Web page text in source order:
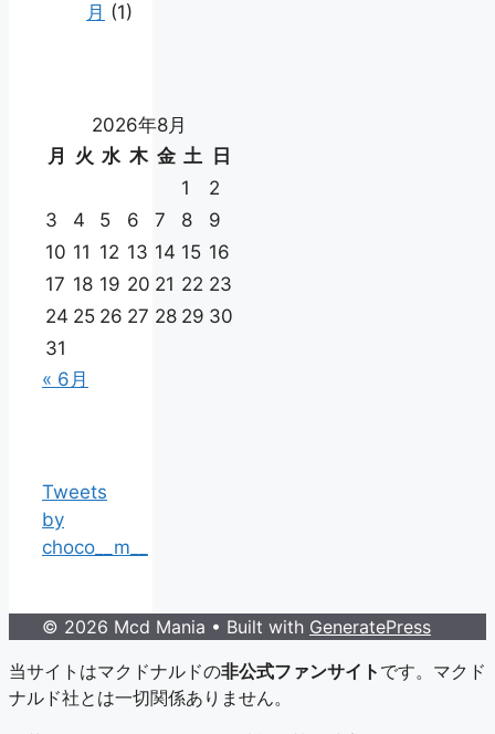
月 (1)
2026年8月
月
火 水 木 金 土
日
1
2
3
4 5 6 7 8
9
10 11 12 13 14 15 16
17 18 19 20 21 22 23
24 25 26 27 28 29 30
31
« 6月
Tweets
by
choco__m__
© 2026 Mcd Mania • Built with GeneratePress
当サイトはマクドナルドの非公式ファンサイト です。マクド
ナルド社とは一切関係ありません。